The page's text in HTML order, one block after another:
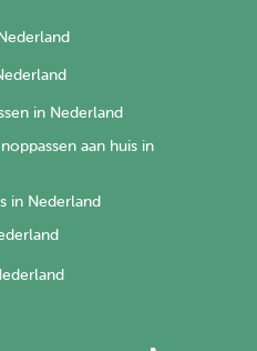
in Nederland
aan huis in
in Nederland